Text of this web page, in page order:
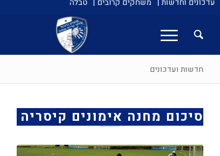
עדכונים וחדשות | משחקים קרובים | טבלה
חדשות ועדכונים
סיכום מחנה אימונים קיסריה